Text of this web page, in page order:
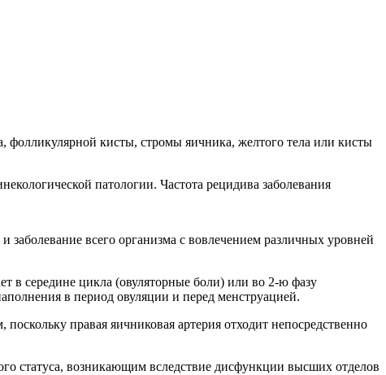
фолликулярной кисты, стромы яичника, желтого тела или кисты
патологии. Частота рецидива заболевания
всего организма с вовлечением различных уровней
в середине цикла (овуляторные боли) или во 2-ю фазу
в период овуляции и перед менструацией.
правая яичниковая артерия отходит непосредственно
статуса, возникающим вследствие дисфункции высших отделов